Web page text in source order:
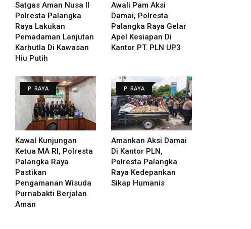
Satgas Aman Nusa II
Polresta Palangka
Raya Lakukan
Pemadaman Lanjutan
Karhutla Di Kawasan
Hiu Putih
Awali Pam Aksi
Damai, Polresta
Palangka Raya Gelar
Apel Kesiapan Di
Kantor PT. PLN UP3
P. RAYA
Kawal Kunjungan
Ketua MA RI, Polresta
Palangka Raya
Pastikan
Pengamanan Wisuda
Purnabakti Berjalan
Aman
P. RAYA
Amankan Aksi Damai
Di Kantor PLN,
Polresta Palangka
Raya Kedepankan
Sikap Humanis